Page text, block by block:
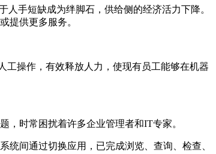
手短缺成为绊脚石，供给侧的经济活力下降。
提供更多服务。
工操作，有效释放人力，使现有员工能够在机器
，时常困扰着许多企业管理者和IT专家。
间通过切换应用，已完成浏览、查询、检查、